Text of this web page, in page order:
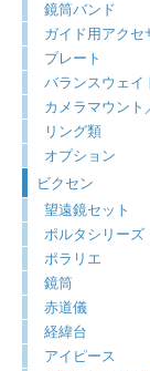
鏡筒バンド
ガイド用アクセ
プレート
バランスウェイ
カメラマウント
リング類
オプション
ビクセン
望遠鏡セット
ポルタシリーズ
ポラリエ
鏡筒
赤道儀
経緯台
アイピース